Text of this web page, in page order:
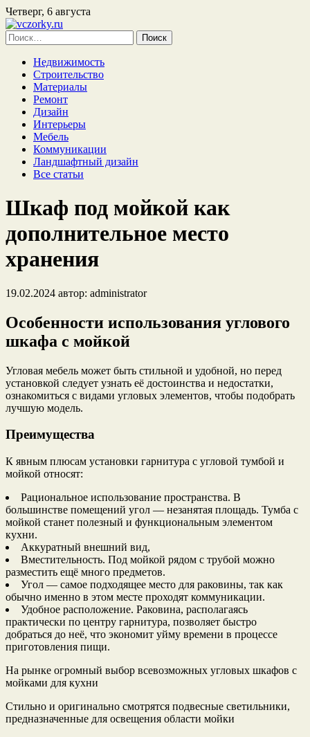
Четверг, 6 августа
Найти:
Недвижимость
Строительство
Материалы
Ремонт
Дизайн
Интерьеры
Мебель
Коммуникации
Ландшафтный дизайн
Все статьи
Шкаф под мойкой как
дополнительное место
хранения
19.02.2024 автор: administrator
Особенности использования углового
шкафа с мойкой
Угловая мебель может быть стильной и удобной, но перед
установкой следует узнать её достоинства и недостатки,
ознакомиться с видами угловых элементов, чтобы подобрать
лучшую модель.
Преимущества
К явным плюсам установки гарнитура с угловой тумбой и
мойкой относят:
Рациональное использование пространства. В
большинстве помещений угол — незанятая площадь. Тумба с
мойкой станет полезный и функциональным элементом
кухни.
Аккуратный внешний вид,
Вместительность. Под мойкой рядом с трубой можно
разместить ещё много предметов.
Угол — самое подходящее место для раковины, так как
обычно именно в этом месте проходят коммуникации.
Удобное расположение. Раковина, располагаясь
практически по центру гарнитура, позволяет быстро
добраться до неё, что экономит уйму времени в процессе
приготовления пищи.
На рынке огромный выбор всевозможных угловых шкафов с
мойками для кухни
Стильно и оригинально смотрятся подвесные светильники,
предназначенные для освещения области мойки